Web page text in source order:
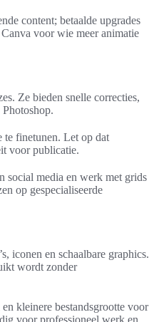
content; betaalde upgrades
voor wie meer animatie
Ze bieden snelle correcties,
te finetunen. Let op dat
voor publicatie.
social media en werk met grids
op gespecialiseerde
iconen en schaalbare graphics.
wordt zonder
kleinere bestandsgrootte voor
voor professioneel werk en